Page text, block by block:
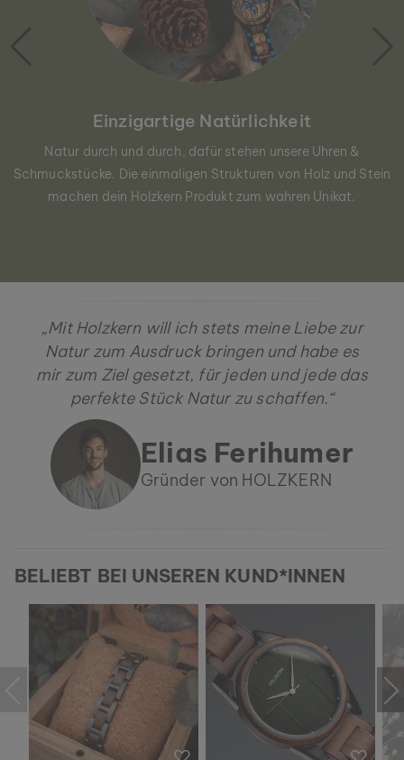
Einzigartige Natürlichkeit
Natur durch und durch, dafür stehen unsere Uhren &
Schmuckstücke. Die einmaligen Strukturen von Holz und Stein
machen dein Holzkern Produkt zum wahren Unikat.
„Mit Holzkern will ich stets meine Liebe zur
Natur zum Ausdruck bringen und habe es
mir zum Ziel gesetzt, für jeden und jede das
perfekte Stück Natur zu schaffen.“
Elias Ferihumer
Gründer von HOLZKERN
BELIEBT BEI UNSEREN KUND*INNEN